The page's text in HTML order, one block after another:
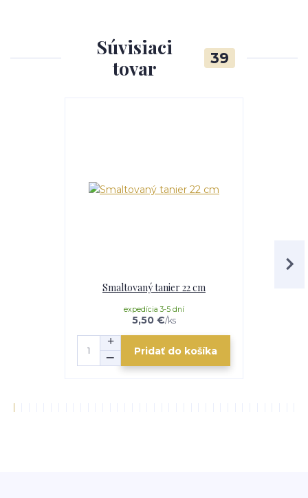
Súvisiaci
tovar
39
Smaltovaný tanier 22 cm
5,50 €/ks
expedícia 3-5 dní
Pridať do košíka